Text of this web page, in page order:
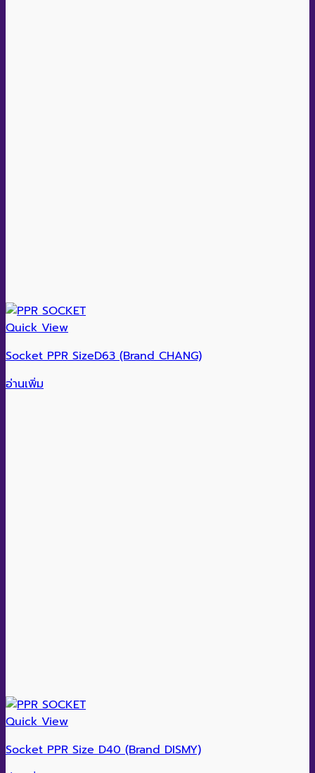
Quick View
Socket PPR SizeD63 (Brand CHANG)
อ่านเพิ่ม
Quick View
Socket PPR Size D40 (Brand DISMY)